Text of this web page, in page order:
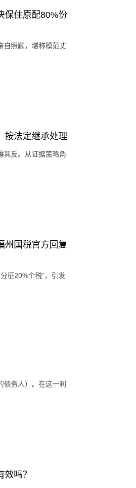
保住原配80%份
自照顾，堪称模范丈
按法定继承处理
其反。从证据策略角
州国税官方回复
征20%个税”，引发
务人）。在这一利
吗？